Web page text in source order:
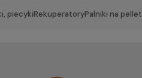
piecykiRekuperatoryPalniki na pellet